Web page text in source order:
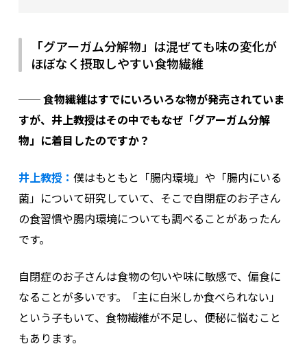
「グアーガム分解物」は混ぜても味の変化が
ほぼなく摂取しやすい食物繊維
── 食物繊維はすでにいろいろな物が発売されていま
すが、井上教授はその中でもなぜ「グアーガム分解
物」に着目したのですか？
井上教授： 僕はもともと「腸内環境」や「腸内にいる
菌」について研究していて、そこで自閉症のお子さん
の食習慣や腸内環境についても調べることがあったん
です。
自閉症のお子さんは食物の匂いや味に敏感で、偏食に
なることが多いです。「主に白米しか食べられない」
という子もいて、食物繊維が不足し、便秘に悩むこと
もあります。